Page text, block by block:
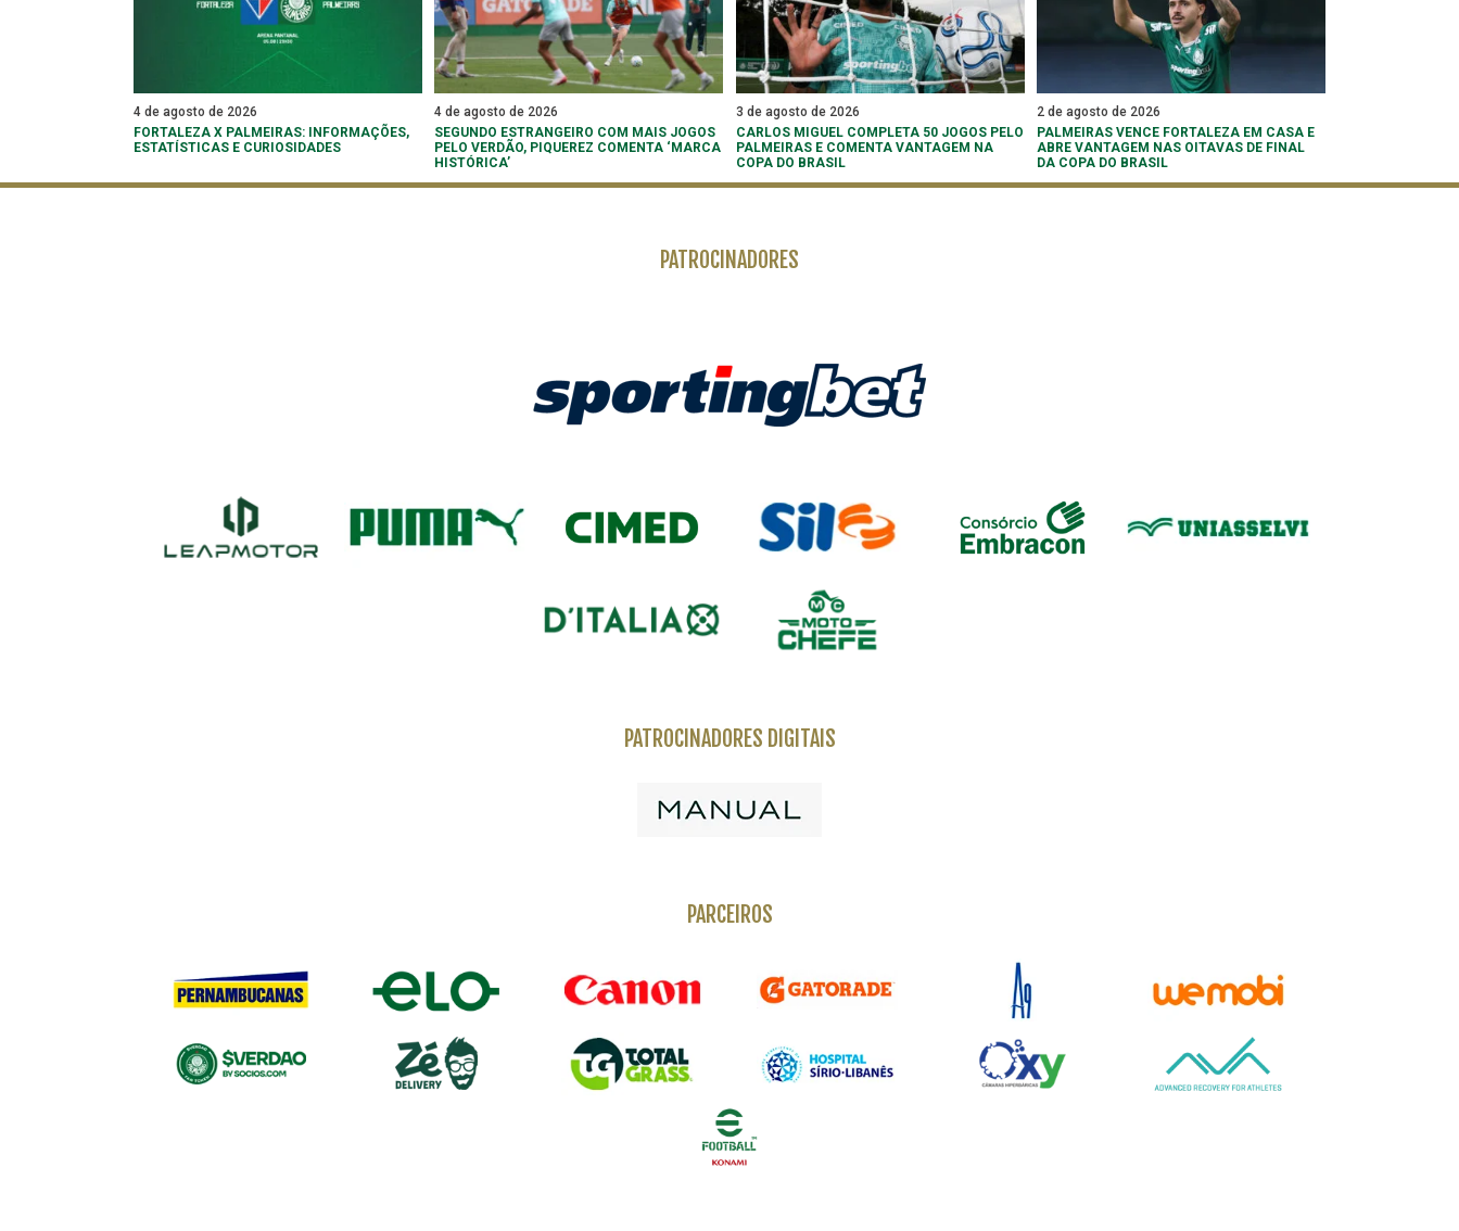
4 de agosto de 2026
FORTALEZA X PALMEIRAS: INFORMAÇÕES,
ESTATÍSTICAS E CURIOSIDADES
4 de agosto de 2026
SEGUNDO ESTRANGEIRO COM MAIS JOGOS
PELO VERDÃO, PIQUEREZ COMENTA ‘MARCA
HISTÓRICA’
3 de agosto de 2026
CARLOS MIGUEL COMPLETA 50 JOGOS PELO
PALMEIRAS E COMENTA VANTAGEM NA
COPA DO BRASIL
2 de agosto de 2026
PALMEIRAS VENCE FORTALEZA EM CASA E
ABRE VANTAGEM NAS OITAVAS DE FINAL
DA COPA DO BRASIL
PATROCINADORES
PATROCINADORES DIGITAIS
PARCEIROS